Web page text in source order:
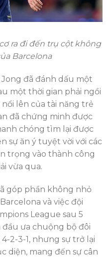
ra đi đến trụ cột không
Barcelona
đã đánh dấu một
một thời gian phải ngồi
lên của tài năng trẻ
đã chứng minh được
chóng tìm lại được
sự ăn ý tuyệt vời với các
trọng vào thành công
vừa qua.
góp phần không nhỏ
và việc đội
League sau 5
đầu ưa chuộng bộ đôi
2-3-1, nhưng sự trở lại
diện, mang đến sự cân